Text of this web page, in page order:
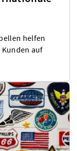
helfen
auf